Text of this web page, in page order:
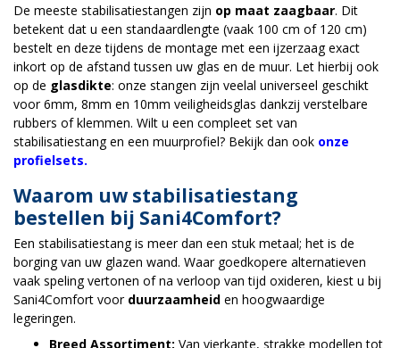
De meeste stabilisatiestangen zijn op maat zaagbaar. Dit
betekent dat u een standaardlengte (vaak 100 cm of 120 cm)
bestelt en deze tijdens de montage met een ijzerzaag exact
inkort op de afstand tussen uw glas en de muur. Let hierbij ook
op de glasdikte: onze stangen zijn veelal universeel geschikt
voor 6mm, 8mm en 10mm veiligheidsglas dankzij verstelbare
rubbers of klemmen. Wilt u een compleet set van
stabilisatiestang en een muurprofiel? Bekijk dan ook onze
profielsets.
Waarom uw stabilisatiestang
bestellen bij Sani4Comfort?
Een stabilisatiestang is meer dan een stuk metaal; het is de
borging van uw glazen wand. Waar goedkopere alternatieven
vaak speling vertonen of na verloop van tijd oxideren, kiest u bij
Sani4Comfort voor duurzaamheid en hoogwaardige
legeringen.
Breed Assortiment: Van vierkante, strakke modellen tot